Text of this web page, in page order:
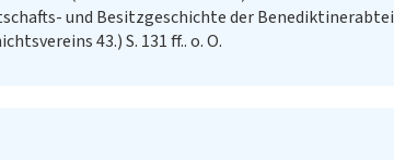
und Besitzgeschichte der Benediktinerabtei
43.) S. 131 ff.. o. O.